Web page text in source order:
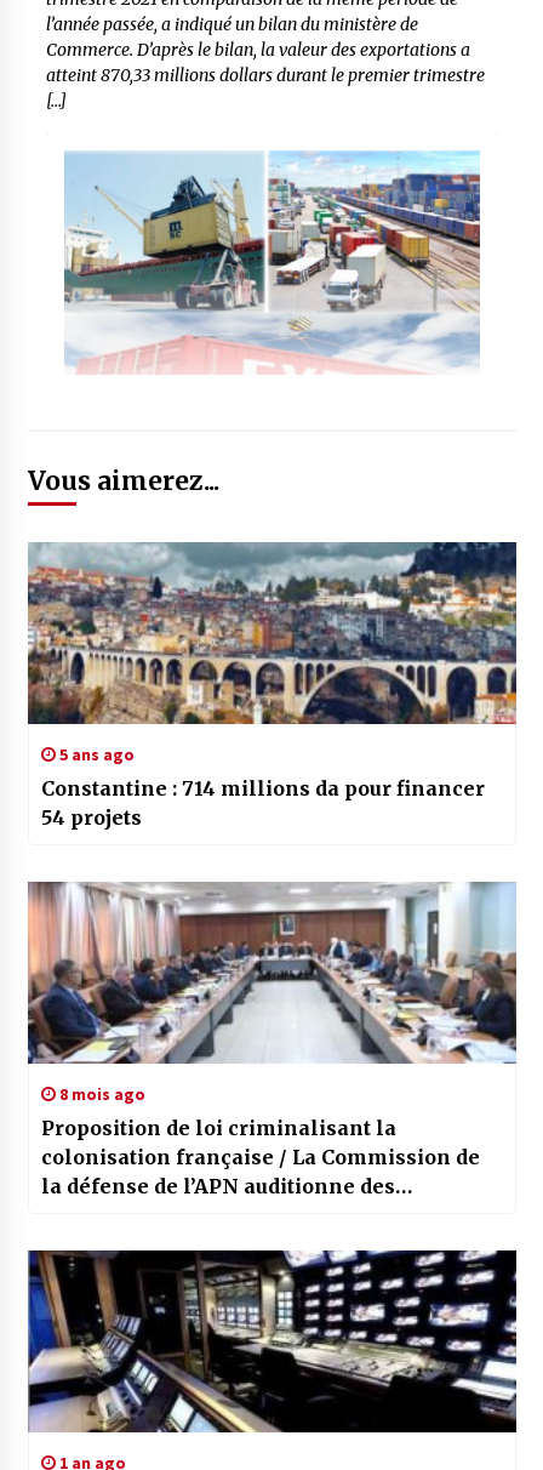
l’année passée, a indiqué un bilan du ministère de
Commerce. D’après le bilan, la valeur des exportations a
atteint 870,33 millions dollars durant le premier trimestre
[…]
Vous aimerez...
5 ans ago
Constantine : 714 millions da pour financer
54 projets
8 mois ago
Proposition de loi criminalisant la
colonisation française / La Commission de
la défense de l’APN auditionne des
1 an ago